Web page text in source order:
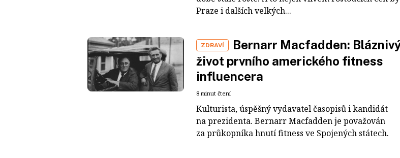
Praze i dalších velkých...
ZDRAVÍ
Bernarr Macfadden:
život prvního amerického fitness
influencera
8 minut čtení
Kulturista, úspěšný vydavatel časopisů i kandidát
na prezidenta. Bernarr Macfadden je považován
za průkopníka hnutí fitness ve Spojených státech.